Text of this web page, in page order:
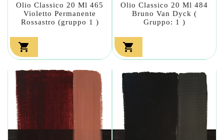
Olio Classico 20 Ml 465
Violetto Permanente
Rossastro (gruppo 1 )

Olio Classico 20 Ml 484
Bruno Van Dyck (
Gruppo: 1 )
